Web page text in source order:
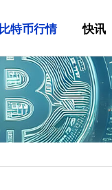
比特币行情 快讯